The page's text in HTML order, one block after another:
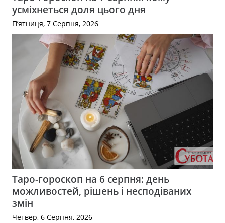
усміхнеться доля цього дня
П’ятниця, 7 Серпня, 2026
Таро-гороскоп на 6 серпня: день
можливостей, рішень і несподіваних
змін
Четвер, 6 Серпня, 2026